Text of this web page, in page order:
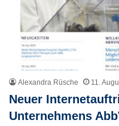
Alexandra Rüsche 11.
Neuer
Unternehmens